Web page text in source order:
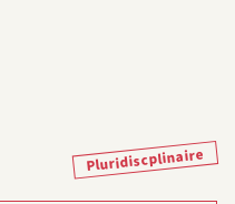
Pluridiscplinaire